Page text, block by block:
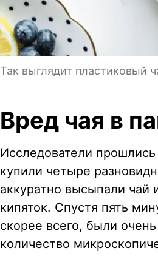
Так выглядит пластиковый
Вред чая в
Исследователи
купили четыре
аккуратно высыпали чай
кипяток. Спустя пять
скорее всего, были
количество